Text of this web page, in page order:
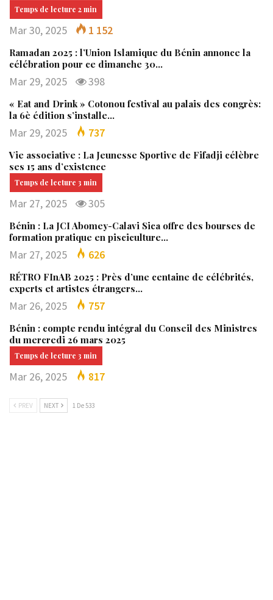
Mar 30, 2025 1 152
Ramadan 2025 : l’Union Islamique du Bénin annonce la
célébration pour ce dimanche 30…
Mar 29, 2025 398
« Eat and Drink » Cotonou festival au palais des congrès:
la 6è édition s’installe…
Mar 29, 2025 737
Vie associative : La Jeunesse Sportive de Fifadji célèbre
ses 15 ans d’existence
Mar 27, 2025 305
Bénin : La JCI Abomey-Calavi Sica offre des bourses de
formation pratique en pisciculture…
Mar 27, 2025 626
RÉTRO FInAB 2025 : Près d’une centaine de célébrités,
experts et artistes étrangers…
Mar 26, 2025 757
Bénin : compte rendu intégral du Conseil des Ministres
du mercredi 26 mars 2025
Mar 26, 2025 817
PREV NEXT 1 De 533